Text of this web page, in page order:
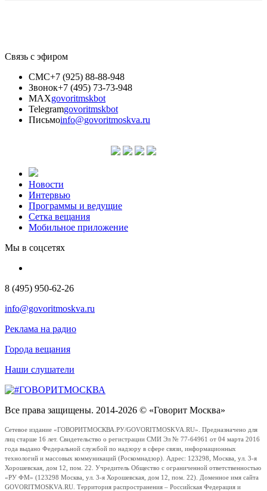
Связь с эфиром
СМС+7 (925) 88-88-948
Звонок+7 (495) 73-73-948
MAXgovoritmskbot
Telegramgovoritmskbot
Письмоinfo@govoritmoskva.ru
Новости
Интервью
Программы и ведущие
Сетка вещания
Мобильное приложение
Мы в соцсетях
8 (495) 950-62-26
info@govoritmoskva.ru
Реклама на радио
Города вещания
Наши слушатели
Все права защищены. 2014-2026 © «Говорит Москва»
Сетевое издание «ГОВОРИТМОСКВА.РУ/GOVORITMOSKVA.RU». Предназначено для
лиц старше 16 лет. Свидетельство о регистрации СМИ Эл № 77-64961 от 04 марта 2016
года выдано Федеральной службой по надзору в сфере связи, информационных
технологий и массовых коммуникаций (Роскомнадзор). Адрес: 123298, Москва, ул. 3-я
Хорошевская, дом 12, пом. 22. Учредитель Общество с ограниченной ответственностью
«РУ ФМ» (123298 Москва, ул. 3-я Хорошевская, дом 12, пом. 22). Доменное имя сайта
GOVORITMOSKVA.RU. Территория распространения – Российская Федерация и